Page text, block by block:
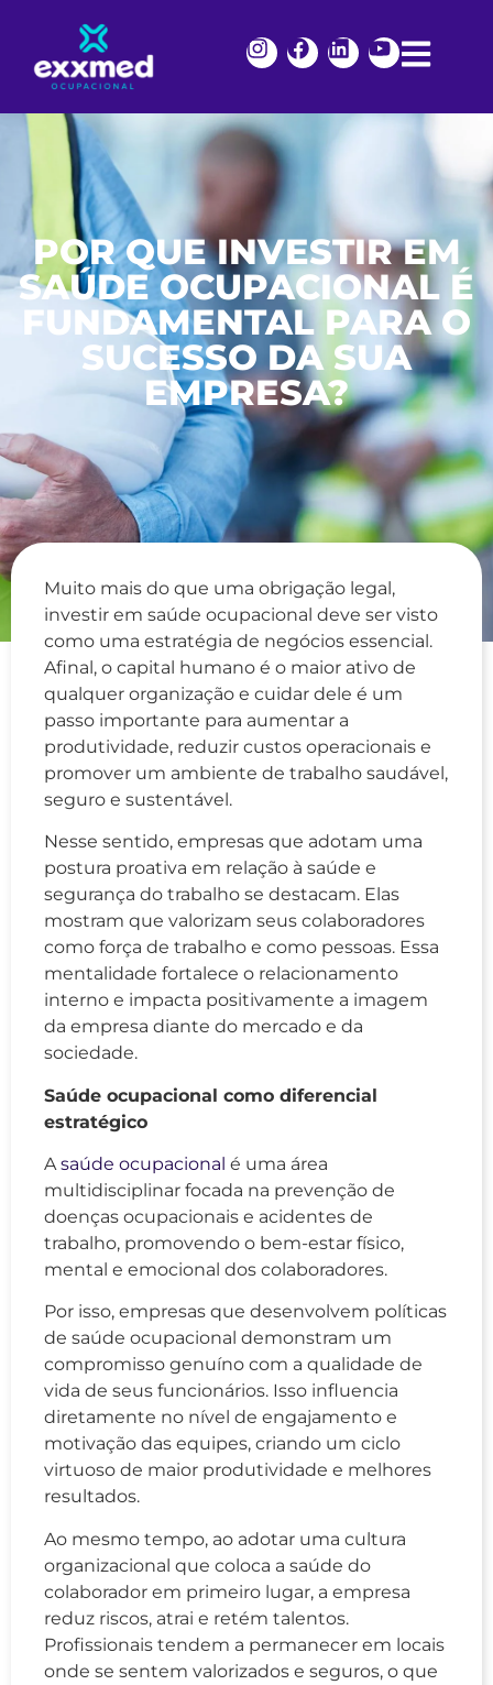
​​POR QUE INVESTIR EM
SAÚDE OCUPACIONAL É
FUNDAMENTAL PARA O
SUCESSO DA SUA
EMPRESA?
Muito mais do que uma obrigação legal,
investir em saúde ocupacional deve ser visto
como uma estratégia de negócios essencial.
Afinal, o capital humano é o maior ativo de
qualquer organização e cuidar dele é um
passo importante para aumentar a
produtividade, reduzir custos operacionais e
promover um ambiente de trabalho saudável,
seguro e sustentável.
Nesse sentido, empresas que adotam uma
postura proativa em relação à saúde e
segurança do trabalho se destacam. Elas
mostram que valorizam seus colaboradores
como força de trabalho e como pessoas. Essa
mentalidade fortalece o relacionamento
interno e impacta positivamente a imagem
da empresa diante do mercado e da
sociedade.
Saúde ocupacional como diferencial
estratégico
Asaúde ocupacional é uma área
multidisciplinar focada na prevenção de
doenças ocupacionais e acidentes de
trabalho, promovendo o bem-estar físico,
mental e emocional dos colaboradores.
Por isso, empresas que desenvolvem políticas
de saúde ocupacional demonstram um
compromisso genuíno com a qualidade de
vida de seus funcionários. Isso influencia
diretamente no nível de engajamento e
motivação das equipes, criando um ciclo
virtuoso de maior produtividade e melhores
resultados.
Ao mesmo tempo, ao adotar uma cultura
organizacional que coloca a saúde do
colaborador em primeiro lugar, a empresa
reduz riscos, atrai e retém talentos.
Profissionais tendem a permanecer em locais
onde se sentem valorizados e seguros, o que